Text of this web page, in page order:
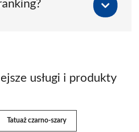
usługi i produkty
Tatuaż czarno-szary